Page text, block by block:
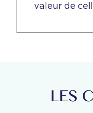
valeur de
LES